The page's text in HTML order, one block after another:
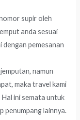
supir oleh
anda sesuai
pemesanan
namun
maka travel kami
ini semata untuk
penumpang lainnya.